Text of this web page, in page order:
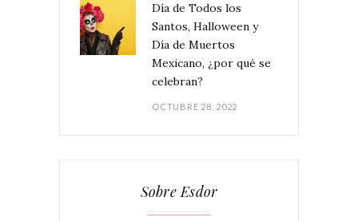
Día de Todos los
Santos, Halloween y
Día de Muertos
Mexicano, ¿por qué se
celebran?
OCTUBRE 28, 2022
Sobre Esdor